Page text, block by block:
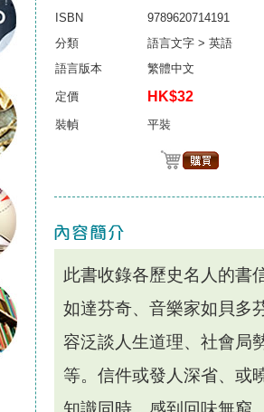
ISBN
9789620714191
分類
語言文字 > 英語
語言版本
繁體中文
定價 HK$32
裝幀 平裝
此書收錄各歷史名人的書
如達芬奇、音樂家如貝多
容泛談人生道理、社會局
等。信件或發人深省、或